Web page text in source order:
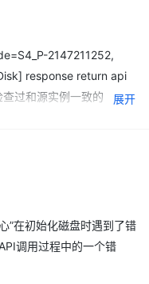
2147211252,
response return api
过和源实例一致的
展开
”在初始化磁盘时遇到了错
调用过程中的一个错